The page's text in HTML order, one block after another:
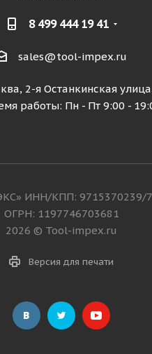
8 499 444 19 41
sales@tool-impex.ru
2-я Останкинская
работы: Пн - Пт 9:00 -
ИНН/КПП: 9715370239/
ОГРН: 1197746703681
2026 © Tool-impex.ru
Версия для печати